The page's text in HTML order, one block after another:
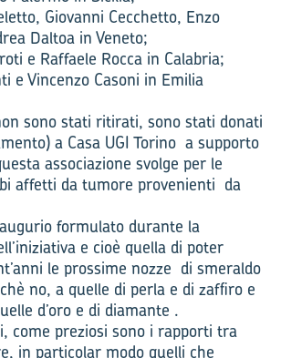
Giovanni Cecchetto, Enzo
Daltoa in Veneto;
e Raffaele Rocca in Calabria;
e Vincenzo Casoni in Emilia
sono stati ritirati, sono stati donati
a Casa UGI Torino a supporto
associazione svolge per le
affetti da tumore provenienti da
formulato durante la
e cioè quella di poter
le prossime nozze di smeraldo
no, a quelle di perla e di zaffiro e
d’oro e di diamante .
come preziosi sono i rapporti tra
in particolar modo quelli che